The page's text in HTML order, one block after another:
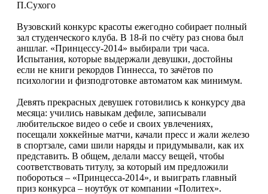
Вузовский конкурс красоты ежегодно собирает полный
зал студенческого клуба. В 18-й по счёту раз снова был
аншлаг. «Принцессу-2014» выбирали три часа.
Испытания, которые выдержали девушки, достойны
если не книги рекордов Гиннесса, то зачётов по
психологии и физподготовке автоматом как ми­нимум.
Девять прекрасных девушек готовились к конкурсу два
месяца: учились навыкам дефиле, записывали
любительское видео о себе и своих увлечениях,
посещали хоккейные матчи, качали пресс и жали железо
в спортзале, сами шили наряды и придумывали, как их
представить. В общем, делали массу вещей, чтобы
соответствовать титулу, за который им предложили
побороться – «Принцесса-2014», и выиграть главный
приз конкурса – ноутбук от компании «Политех».